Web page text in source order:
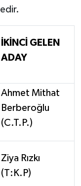
İKİNCİ GELEN
ADAY
Ahmet Mithat
Berberoğlu
(C.T.P.)
Ziya Rızkı
(T:K.P)